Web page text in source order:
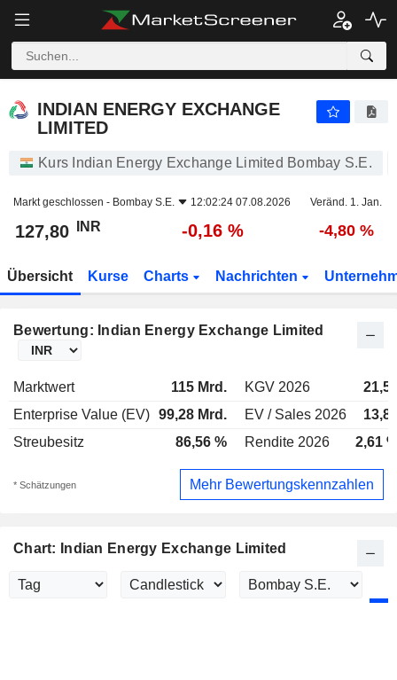
INDIAN ENERGY EXCHANGE
LIMITED
Kurs Indian Energy Exchange Limited Bombay S.E.
Markt geschlossen - Bombay S.E. 12:02:24 07.08.2026 Veränd. 1. Jan.
127,80 INR -0,16 % -4,80 %
Übersicht Kurse Charts Nachrichten
Bewertung: Indian Energy Exchange Limited
Marktwert 115 Mrd. KGV 2026
Enterprise Value (EV) 99,28 Mrd. EV / Sales 2026
Streubesitz
86,56 % Rendite 2026 2,61
* Schätzungen Mehr Bewertungskennzahlen
Chart: Indian Energy Exchange Limited